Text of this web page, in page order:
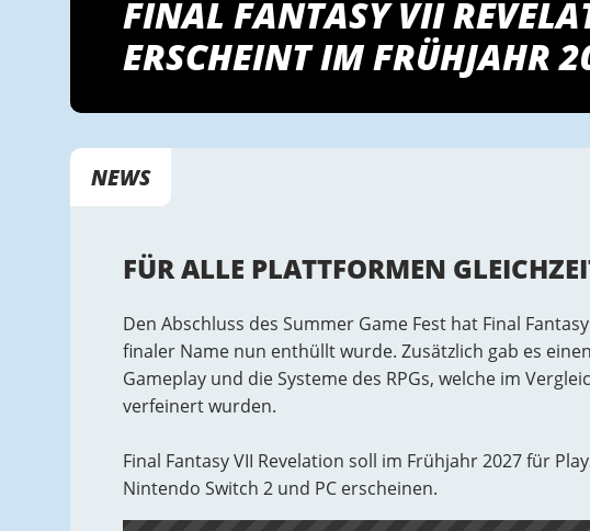
FINAL FANTASY VII
ERSCHEINT IM FRÜHJAHR
NEWS
FÜR ALLE PLATTFORMEN
Den Abschluss des Summer Game Fest hat Final
finaler Name nun enthüllt wurde. Zusätzlich gab es
Gameplay und die Systeme des RPGs, welche im
verfeinert wurden.
Final Fantasy VII Revelation soll im Frühjahr 2027 für
Nintendo Switch 2 und PC erscheinen.